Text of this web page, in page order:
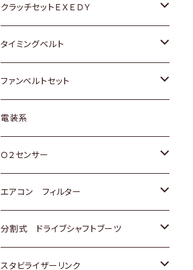
マツダ
三菱
スバル
日野
アストロ（シボレー）
クライスラー
日産
ダイハツ
マツダ
三菱
スバル
日産
ホンダ
マツダ
ホンダ
スズキ
ダイハツ
マツダ
三菱
スバル
クラッチセットＥＸＥＤＹ
ホンダ
スズキ
日産
ダイハツ
マツダ
三菱
スバル
タイミングベルト
トヨタ
スズキ
ダイハツ
三菱
スバル
ファンベルトセット
トヨタ
ホンダ
スズキ
日産
いすゞ
電装系
Ｏ２センサー
トヨタ
ホンダ
スズキ
エアコン フィルター
トヨタ
ホンダ
分割式 ドライブシャフトブーツ
トヨタ
スタビライザーリンク